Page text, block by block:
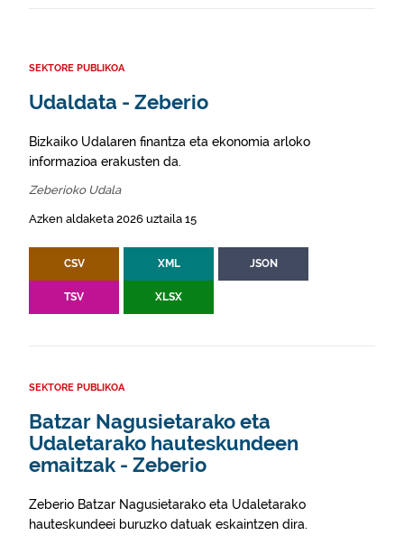
SEKTORE PUBLIKOA
Udaldata - Zeberio
Bizkaiko Udalaren finantza eta ekonomia arloko
informazioa erakusten da.
Zeberioko Udala
Azken aldaketa 2026 uztaila 15
CSV XML JSON
TSV XLSX
SEKTORE PUBLIKOA
Batzar Nagusietarako eta
Udaletarako hauteskundeen
emaitzak - Zeberio
Zeberio Batzar Nagusietarako eta Udaletarako
hauteskundeei buruzko datuak eskaintzen dira.